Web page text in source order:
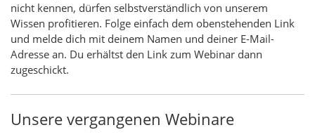
nicht kennen, dürfen selbstverständlich von unserem
Wissen profitieren. Folge einfach dem obenstehenden Link
und melde dich mit deinem Namen und deiner E-Mail-
Adresse an. Du erhältst den Link zum Webinar dann
zugeschickt.
Unsere vergangenen Webinare